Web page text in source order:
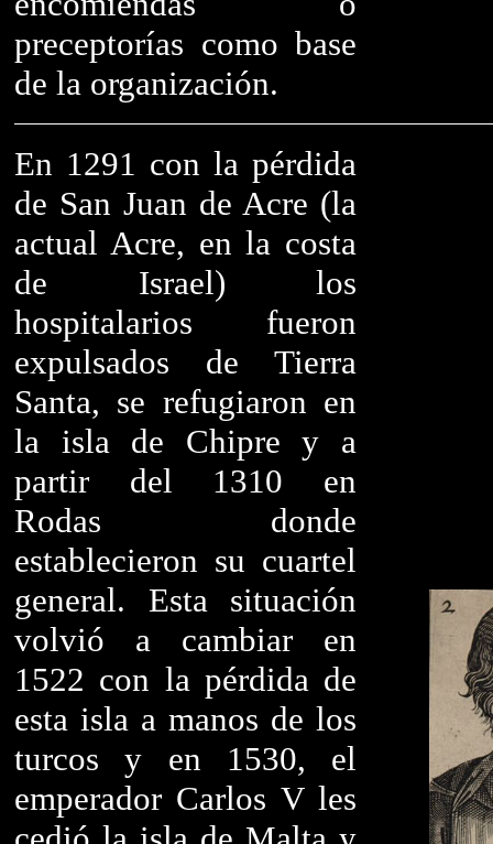
preceptorías como base
de la organización.
En 1291 con la pérdida
de San Juan de Acre (la
actual Acre, en la costa
de Israel) los
hospitalarios fueron
expulsados ​​de Tierra
Santa, se refugiaron en
la isla de Chipre y a
partir del 1310 en
Rodas donde
establecieron su cuartel
general. Esta situación
volvió a cambiar en
1522 con la pérdida de
esta isla a manos de los
turcos y en 1530, el
emperador Carlos V les